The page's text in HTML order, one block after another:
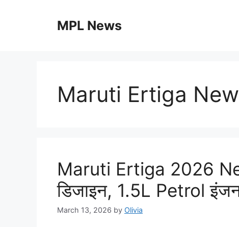
MPL News
Maruti Ertiga
Maruti Ertiga 2026
डिजाइन, 1.5L Petrol
March 13, 2026 by Olivia